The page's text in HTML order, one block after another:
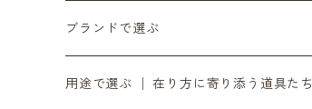
6月の入荷便り
7月の入荷便り
ブランドで選ぶ
INASENA SOUNDS │ イナセナサウンズ
用途で選ぶ │ 在り方に寄り添う道具たち